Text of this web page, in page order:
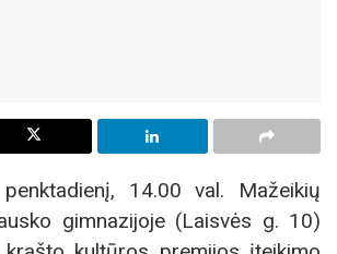
14.00 val. Mažeikių
gimnazijoje (Laisvės g. 10)